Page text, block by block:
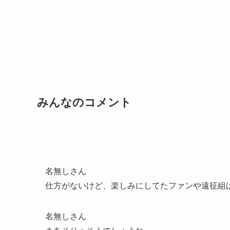
みんなのコメント
名無しさん
仕方がないけど、楽しみにしてたファンや遠征組
名無しさん